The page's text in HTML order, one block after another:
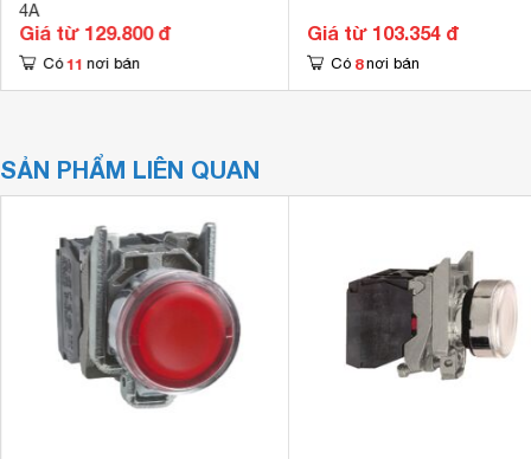
4A
Giá từ 129.800 đ
Có 11 nơi bán
Giá từ 103.354 đ
Có 8 nơi bán
SẢN PHẨM LIÊN QUAN